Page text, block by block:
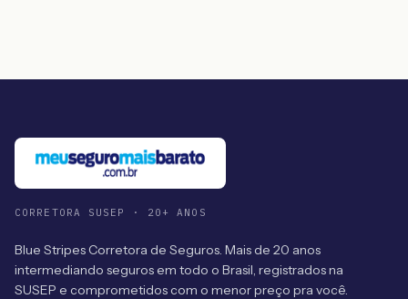
CORRETORA SUSEP · 20+ ANOS
Blue Stripes Corretora de Seguros. Mais de 20 anos
intermediando seguros em todo o Brasil, registrados na
SUSEP e comprometidos com o menor preço pra você.